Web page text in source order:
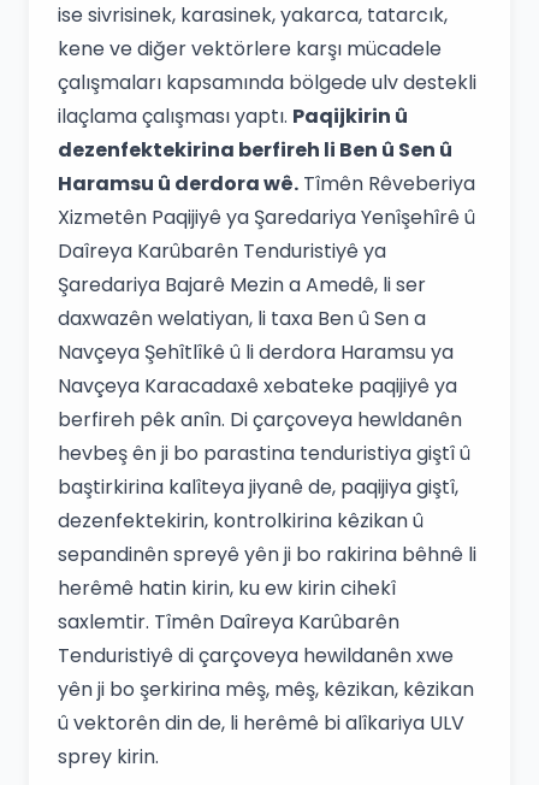
ise sivrisinek, karasinek, yakarca, tatarcık,
kene ve diğer vektörlere karşı mücadele
çalışmaları kapsamında bölgede ulv destekli
ilaçlama çalışması yaptı. Paqijkirin û
dezenfektekirina berfireh li Ben û Sen û
Haramsu û derdora wê. Tîmên Rêveberiya
Xizmetên Paqijiyê ya Şaredariya Yenîşehîrê û
Daîreya Karûbarên Tenduristiyê ya
Şaredariya Bajarê Mezin a Amedê, li ser
daxwazên welatiyan, li taxa Ben û Sen a
Navçeya Şehîtlîkê û li derdora Haramsu ya
Navçeya Karacadaxê xebateke paqijiyê ya
berfireh pêk anîn. Di çarçoveya hewldanên
hevbeş ên ji bo parastina tenduristiya giştî û
baştirkirina kalîteya jiyanê de, paqijiya giştî,
dezenfektekirin, kontrolkirina kêzikan û
sepandinên spreyê yên ji bo rakirina bêhnê li
herêmê hatin kirin, ku ew kirin cihekî
saxlemtir. Tîmên Daîreya Karûbarên
Tenduristiyê di çarçoveya hewildanên xwe
yên ji bo şerkirina mêş, mêş, kêzikan, kêzikan
û vektorên din de, li herêmê bi alîkariya ULV
sprey kirin.